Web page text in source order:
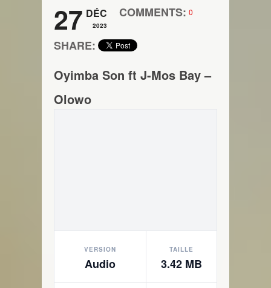
27 DÉC
2023
COMMENTS: 0
SHARE:
Oyimba Son ft J-Mos Bay –
Olowo
VERSION
Audio
TAILLE
3.42 MB